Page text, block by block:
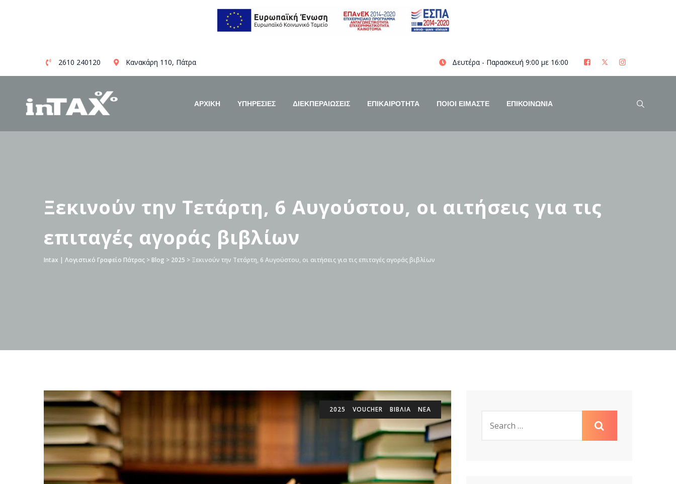
content
2610 240120 Κανακάρη 110, Πάτρα Δευτέρα - Παρασκευή 9:00 με 16:00
ΑΡΧΙΚΗ ΥΠΗΡΕΣΙΕΣ ΔΙΕΚΠΕΡΑΙΩΣΕΙΣ ΕΠΙΚΑΙΡΟΤΗΤΑ ΠΟΙΟΊ ΕΊΜΑΣΤΕ ΕΠΙΚΟΙΝΩΝΙΑ
Ξεκινούν την Τετάρτη, 6 Αυγούστου, οι αιτήσεις για τις
επιταγές αγοράς βιβλίων
Intax | Λογιστικό Γραφείο Πάτρας > Blog > 2025 > Ξεκινούν την Τετάρτη, 6 Αυγούστου, οι αιτήσεις για τις επιταγές αγοράς βιβλίων
2025 VOUCHER ΒΙΒΛΊΑ ΝΕΑ